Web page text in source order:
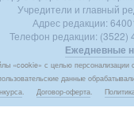
Учредители и главный
Адрес редакции:
Телефон редакции: (3522)
Ежедневные
«cookie» с целью
данные
. Договор-оферта.